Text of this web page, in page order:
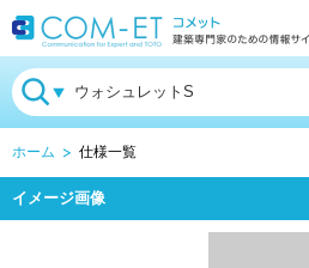
ホーム 仕様一覧
イメージ画像